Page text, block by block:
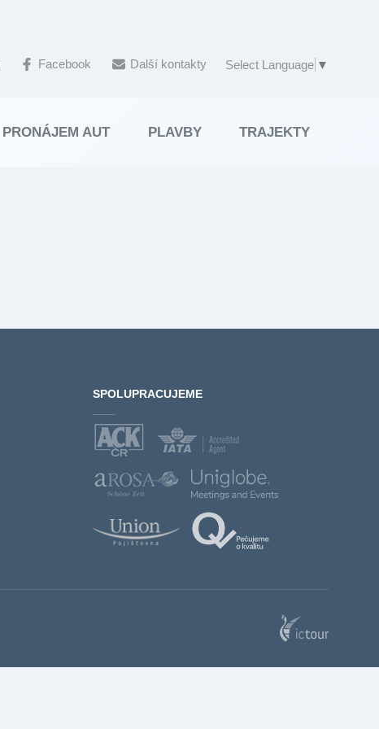
PRONÁJEM AUT PLAVBY TRAJEKTY
Facebook Další kontakty Select Language ▼
SPOLUPRACUJEME